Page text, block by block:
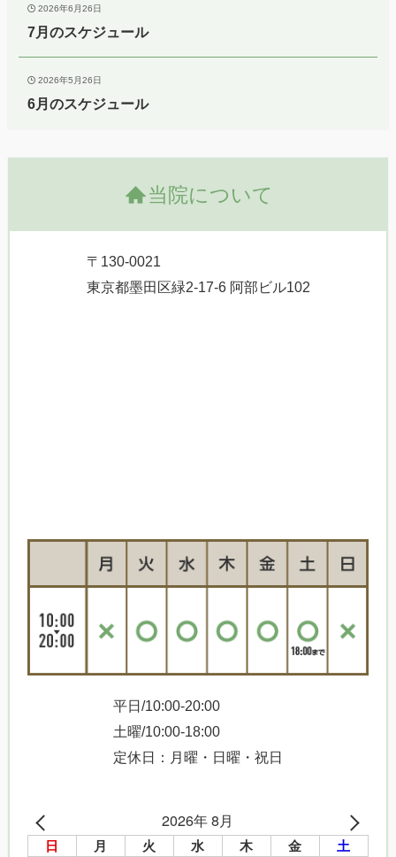
2026年6月26日
7月のスケジュール
2026年5月26日
6月のスケジュール
当院について
〒130-0021
東京都墨田区緑2-17-6 阿部ビル102
平日/10:00-20:00
土曜/10:00-18:00
定休日：月曜・日曜・祝日
2026年 8月
日 月 火 水 木 金 土